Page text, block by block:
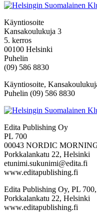
Käyntiosoite
Kansakoulukuja 3
5. kerros
00100 Helsinki
Puhelin
(09) 586 8830
Käyntiosoite,
Puhelin (09) 586 8830
Edita Publishing Oy
PL 700
00043 NORDIC
Porkkalankatu 22, Helsinki
etunimi.sukunimi@edita.fi
www.editapublishing.fi
Edita Publishing Oy, PL
Porkkalankatu 22, Helsinki
www.editapublishing.fi